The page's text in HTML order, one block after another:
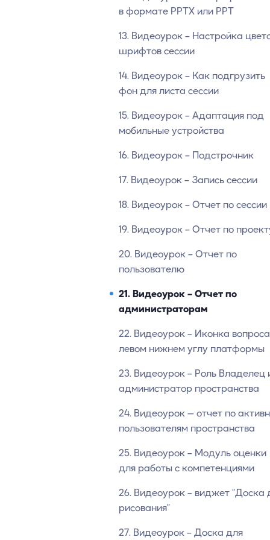
в формате PPTX или PPT
13. Видеоурок – Настройка
шрифтов сессии
14. Видеоурок – Как подгрузить
фон для листа сессии
15. Видеоурок – Адаптация под
мобильные устройства
16. Видеоурок – Подстрочник
17. Видеоурок – Запись сессии
18. Видеоурок – Отчет по сессии
19. Видеоурок – Отчет по
20. Видеоурок – Отчет по
пользователю
21. Видеоурок – Отчет по
администраторам
22. Видеоурок – Иконка
левом нижнем углу платформы
23. Видеоурок – Роль Владелец
администратор пространства
24. Видеоурок — отчет по
пользователям пространства
25. Видеоурок – Модуль оценки
для работы с компетенциями
26. Видеоурок – виджет “Доска
рисования”
27. Видеоурок – Доска для